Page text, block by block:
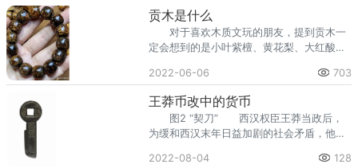
图》，反复提炼8至12次后铸造出了3000件
香炉，这一批...
贡木是什么
对于喜欢木质文玩的朋友，提到贡木一
定会想到的是小叶紫檀、黄花梨、大红酸
用的木材，而是生长于印尼西部和巴布亚新
几内亚当地人称为“gong”的木材。贡木为高
油性淡香硬...
2022-06-06 703
王莽币改中的货币
图2 “契刀” 西汉权臣王莽当政后，
为缓和西汉末年日益加剧的社会矛盾，他
革，其中就包括四次币制改革。币制改革
2022-08-04 128